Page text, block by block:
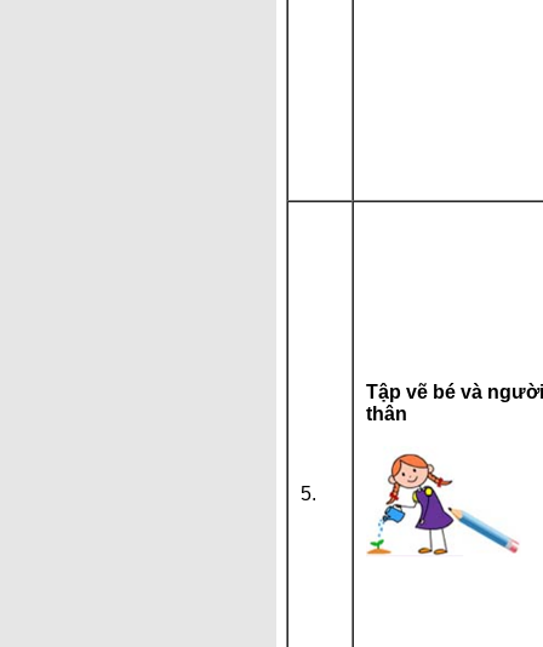
5.
Tập vẽ bé và người
thân